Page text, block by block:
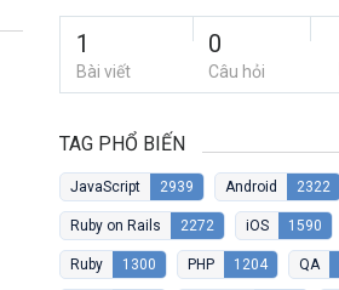
1
Bài viết
0
Câu hỏi
TAG PHỔ BIẾN
JavaScript 2939 Android 2322
Ruby on Rails 2272 iOS 1590
Ruby 1300 PHP 1204 QA